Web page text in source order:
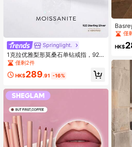
Springlight.
1克拉优雅梨形莫桑石单钻戒指，925
纯银奢华订婚戒指、承诺戒指、周年
纪念戒指、女士珠宝礼物、圣诞礼物
僅剩2件
HK$289.91 -16%
雞尾
服，
僅
HK$